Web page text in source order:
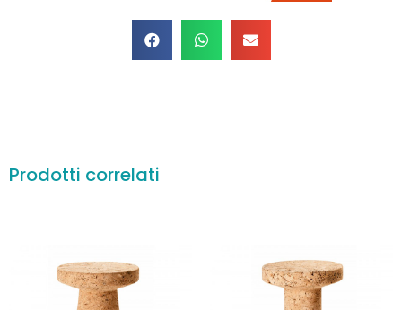
Prodotti correlati